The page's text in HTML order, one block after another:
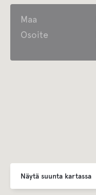
Ruoka ja juomat
Maa
Osoite
Näytä suunta kartassa